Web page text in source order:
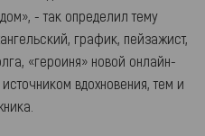
- так определил тему
график, пейзажист,
«героиня» новой онлайн-
вдохновения, тем и